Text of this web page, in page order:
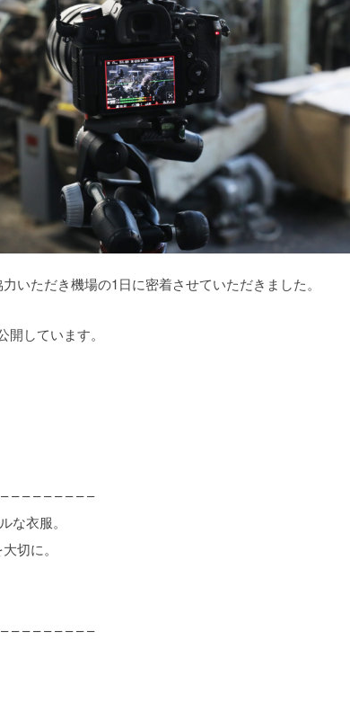
いただき機場の1日に密着させていただきました。
しています。
– – – – – – – –
な衣服。
切に。
– – – – – – – –